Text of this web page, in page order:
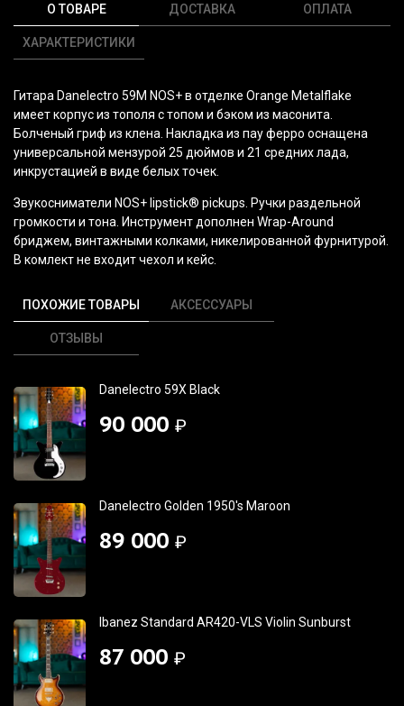
О ТОВАРЕ
ХАРАКТЕРИСТИКИ
ДОСТАВКА ОПЛАТА
Гитара Danelectro 59M NOS+ в отделке Orange Metalflake
имеет корпус из тополя с топом и бэком из масонита.
Болченый гриф из клена. Накладка из пау ферро оснащена
универсальной мензурой 25 дюймов и 21 средних лада,
инкрустацией в виде белых точек.
Звукосниматели NOS+ lipstick® pickups . Ручки раздельной
громкости и тона. Инструмент дополнен Wrap-Around
бриджем, винтажными колками, никелированной фурнитурой.
В комлект не входит чехол и кейс.
ПОХОЖИЕ ТОВАРЫ АКСЕССУАРЫ
ОТЗЫВЫ
Danelectro 59X Black
90 000 ₽
Danelectro Golden 1950's Maroon
89 000 ₽
Ibanez Standard AR420-VLS Violin Sunburst
87 000 ₽